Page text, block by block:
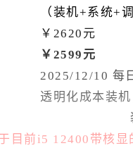
（装机+系统+
￥2620元
￥2599元
2025/12/10 每
透明化成本装
目前i5 12400带核